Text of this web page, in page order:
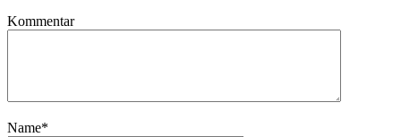
Kommentar
Name*